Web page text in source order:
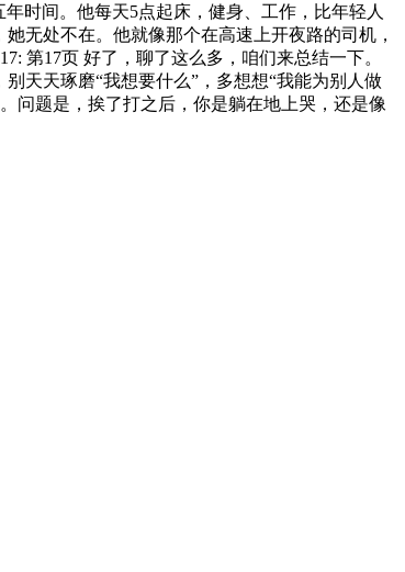
时间。他每天5点起床，健身、工作，比年轻人
无处不在。他就像那个在高速上开夜路的司机，
第17页 好了，聊了这么多，咱们来总结一下。
天天琢磨“我想要什么”，多想想“我能为别人做
问题是，挨了打之后，你是躺在地上哭，还是像